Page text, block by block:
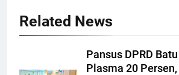
Related News
Pansus DPRD
Plasma 20 Persen,